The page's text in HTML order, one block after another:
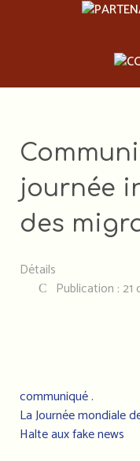
journée
des
Détails
Publication : 21
communiqué .
La Journée mondiale
Halte aux fake news